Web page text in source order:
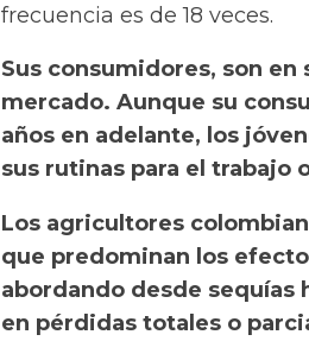
frecuencia es de 18 veces.
Sus consumidores, son en
mercado. Aunque su
años en adelante, los
sus rutinas para el trabajo
Los agricultores
que predominan los
abordando desde sequías
en pérdidas totales o